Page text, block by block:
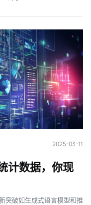
2025-03-11
计数据，你现
突破如生成式语言模型和推